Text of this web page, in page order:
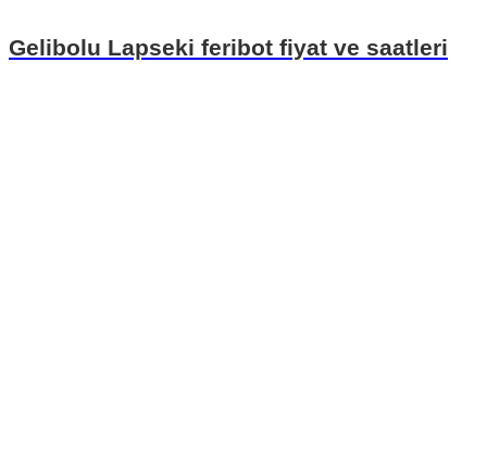
Gelibolu Lapseki feribot fiyat ve saatleri